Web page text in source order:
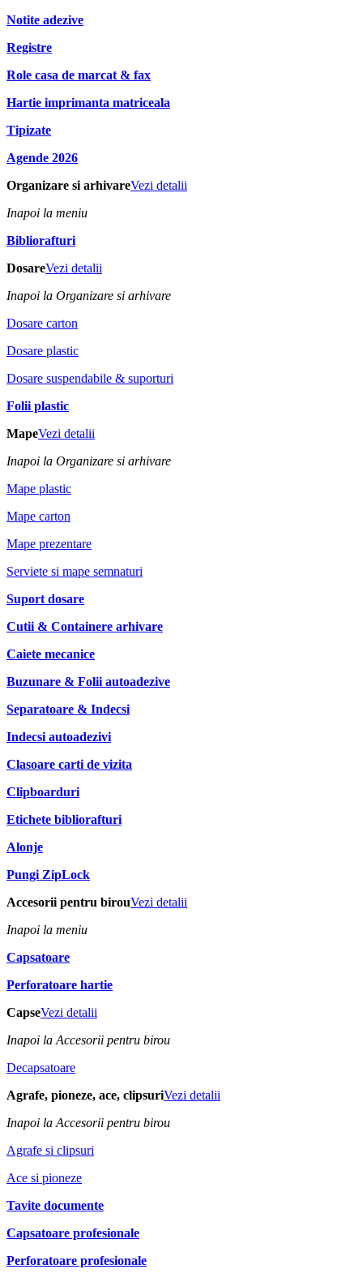
Notite adezive
Registre
Role casa de marcat & fax
Hartie imprimanta matriceala
Tipizate
Agende 2026
Organizare si arhivareVezi detalii
Inapoi la meniu
Bibliorafturi
DosareVezi detalii
Inapoi la Organizare si arhivare
Dosare carton
Dosare plastic
Dosare suspendabile & suporturi
Folii plastic
MapeVezi detalii
Inapoi la Organizare si arhivare
Mape plastic
Mape carton
Mape prezentare
Serviete si mape semnaturi
Suport dosare
Cutii & Containere arhivare
Caiete mecanice
Buzunare & Folii autoadezive
Separatoare & Indecsi
Indecsi autoadezivi
Clasoare carti de vizita
Clipboarduri
Etichete bibliorafturi
Alonje
Pungi ZipLock
Accesorii pentru birouVezi detalii
Inapoi la meniu
Capsatoare
Perforatoare hartie
CapseVezi detalii
Inapoi la Accesorii pentru birou
Decapsatoare
Agrafe, pioneze, ace, clipsuriVezi detalii
Inapoi la Accesorii pentru birou
Agrafe si clipsuri
Ace si pioneze
Tavite documente
Capsatoare profesionale
Perforatoare profesionale